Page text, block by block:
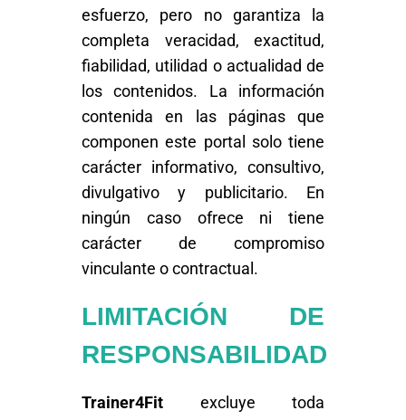
esfuerzo, pero no garantiza la
completa veracidad, exactitud,
fiabilidad, utilidad o actualidad de
los contenidos. La información
contenida en las páginas que
componen este portal solo tiene
carácter informativo, consultivo,
divulgativo y publicitario. En
ningún caso ofrece ni tiene
carácter de compromiso
vinculante o contractual.
LIMITACIÓN DE
RESPONSABILIDAD
Trainer4Fit excluye toda